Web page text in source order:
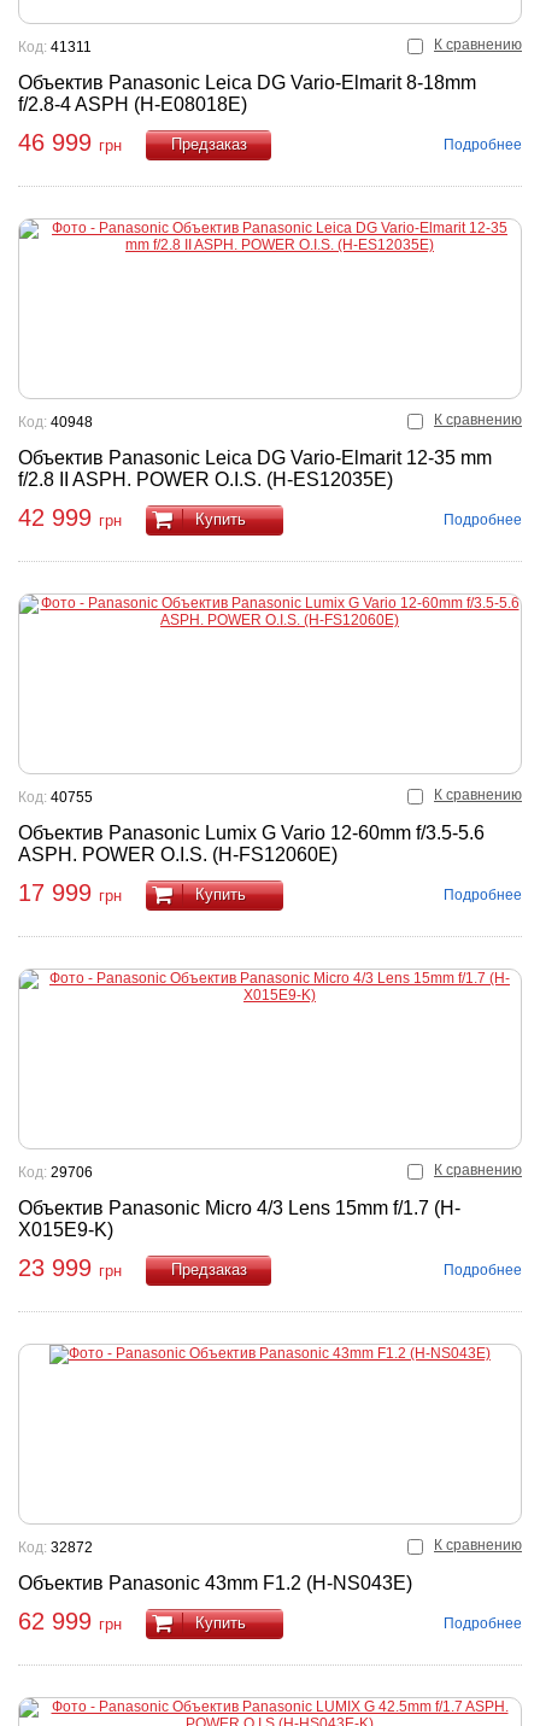
К сравнению
Объектив Panasonic Leica DG Vario-Elmarit 8-18mm
f/2.8-4 ASPH (H-E08018E)
Код: 41311
46 999 грн
Подробнее
К сравнению
Объектив Panasonic Leica DG Vario-Elmarit 12-35 mm
f/2.8 II ASPH. POWER O.I.S. (H-ES12035E)
Код: 40948
42 999 грн Купить Подробнее
К сравнению
Объектив Panasonic Lumix G Vario 12-60mm f/3.5-5.6
ASPH. POWER O.I.S. (H-FS12060E)
Код: 40755
17 999 грн Купить Подробнее
К сравнению
Объектив Panasonic Micro 4/3 Lens 15mm f/1.7 (H-
X015E9-K)
Код: 29706
23 999 грн
Подробнее
К сравнению
Объектив Panasonic 43mm F1.2 (H-NS043E)
Код: 32872
62 999 грн Купить Подробнее